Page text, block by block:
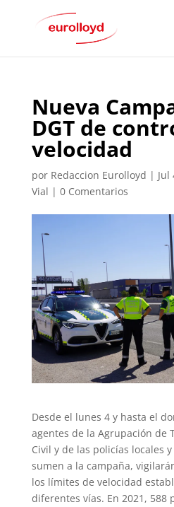
Nueva
DGT de
velocidad
por Redaccion Eurolloyd | Jul
Vial | 0 Comentarios
Desde el lunes 4 y hasta el
agentes de la Agrupación de
Civil y de las policías locales
sumen a la campaña,
los límites de velocidad
diferentes vías. En 2021, 588